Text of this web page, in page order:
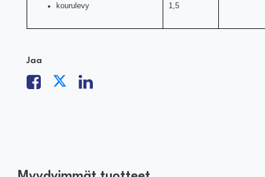
kourulevy
1,5
Jaa